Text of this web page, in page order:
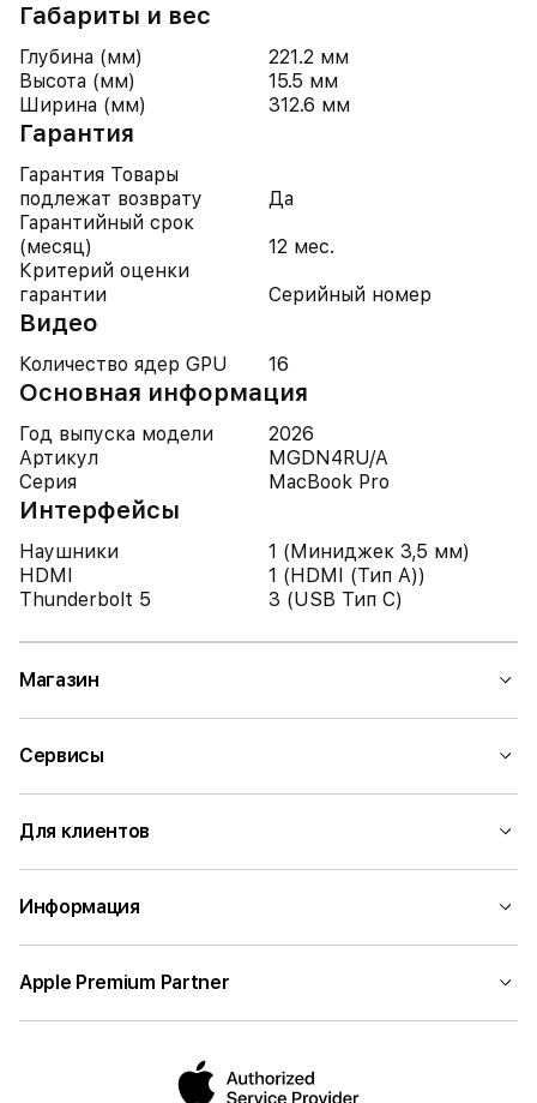
Габариты и вес
Глубина (мм)
221.2 мм
Высота (мм)
15.5 мм
Ширина (мм)
312.6 мм
Гарантия
Гарантия Товары
подлежат возврату
Да
Гарантийный срок
(месяц)
12 мес.
Критерий оценки
гарантии
Серийный номер
Видео
Количество ядер GPU 16
Основная информация
Год выпуска модели
2026
Артикул
MGDN4RU/A
Серия
MacBook Pro
Интерфейсы
Наушники
1 (Миниджек 3,5 мм)
HDMI
1 (HDMI (Тип A))
Thunderbolt 5
3 (USB Тип C)
Магазин
Сервисы
Для клиентов
Информация
Apple Premium Partner